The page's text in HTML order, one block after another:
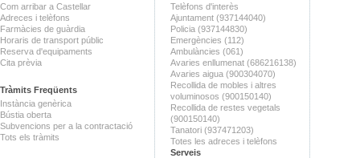
Com arribar a Castellar
Adreces i telèfons
Farmàcies de guàrdia
Horaris de transport públic
Reserva d'equipaments
Cita prèvia
Tràmits Freqüents
Instància genèrica
Bústia oberta
Subvencions per a la contractació
Tots els tràmits
Telèfons d'interès
Ajuntament (937144040)
Policia (937144830)
Emergències (112)
Ambulàncies (061)
Avaries enllumenat (686216138)
Avaries aigua (900304070)
Recollida de mobles i altres
voluminosos (900150140)
Recollida de restes vegetals
(900150140)
Tanatori (937471203)
Totes les adreces i telèfons
Serveis